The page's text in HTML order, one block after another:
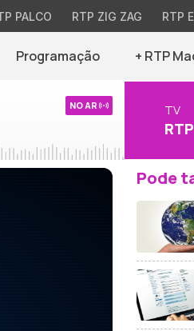
PALCO RTP ZIG ZAG RTP
Programação + RTP
NO AR TV
Pode